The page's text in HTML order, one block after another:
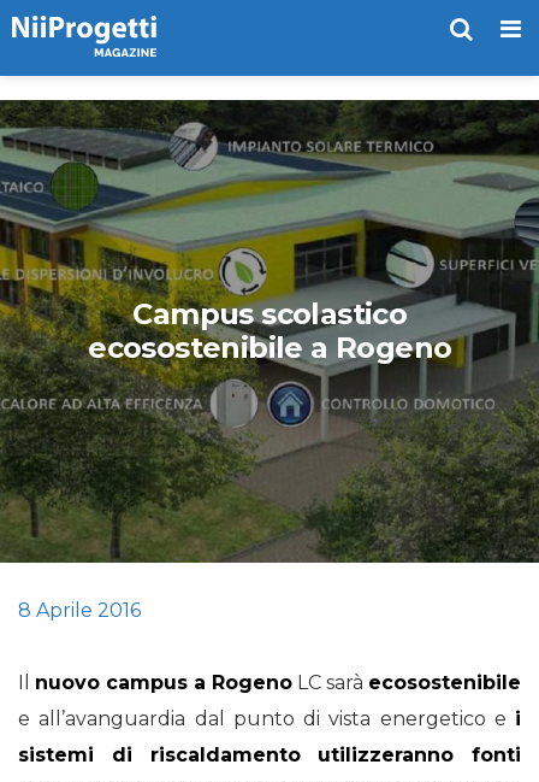
Campus scolastico
ecosostenibile a Rogeno
8 Aprile 2016
Il nuovo campus a Rogeno LC sarà ecosostenibile
e all’avanguardia dal punto di vista energetico e i
sistemi di riscaldamento utilizzeranno fonti